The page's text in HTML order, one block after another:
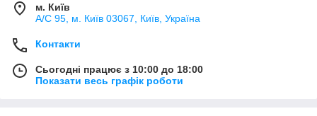
м. Київ
А/С 95, м. Київ 03067, Київ, Україна
Контакти
Сьогодні працює з 10:00 до 18:00
Показати весь графік роботи